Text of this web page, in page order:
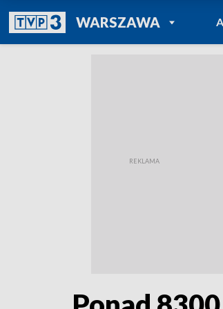
WARSZAWAPOWRÓT DO
TVP REGIONY